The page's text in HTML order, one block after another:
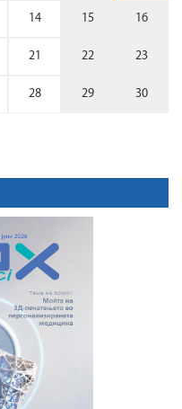
14 15 16
21 22 23
28 29 30